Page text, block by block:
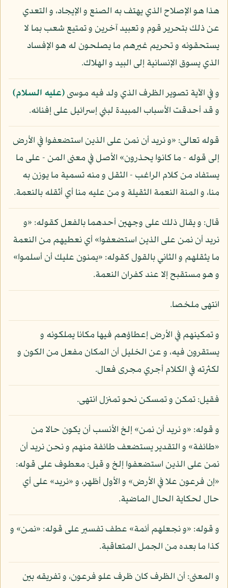
هذا هو الإصلاح الذي يهتف به الصنع و الإيجاد، و التعدي
عن ذلك بتحرير قوم و تعبيد آخرين و تمتيع شعب بما لا
يستحقونه و تحريم غيرهم ما يصلحون له هو الإفساد
الذي يسوق الإنسانية إلى البيد و الهلاك.
و في الآية تصوير الظرف الذي ولد فيه موسى(عليه السلام)
و قد أحدقت الأسباب المبيدة لبني إسرائيل على إفنائه.
قوله تعالى: «و نريد أن نمن على الذين استضعفوا في الأرض
إلى قوله - ما كانوا يحذرون» الأصل في معنى المن - على ما
يستفاد من كلام الراغب - الثقل و منه تسمية ما يوزن به
منا، و المنة النعمة الثقيلة و من عليه منا أي أثقله بالنعمة.
قال: و يقال ذلك على وجهين أحدهما بالفعل كقوله: «و
نريد أن نمن على الذين استضعفوا» أي نعطيهم من النعمة
ما يثقلهم و الثاني بالقول كقوله: «يمنون عليك أن أسلموا»
و هو مستقبح إلا عند كفران النعمة.
انتهى ملخصا.
و تمكينهم في الأرض إعطاؤهم فيها مكانا يملكونه و
يستقرون فيه، و عن الخليل أن المكان مفعل من الكون و
لكثرته في الكلام أجري مجرى فعال.
فقيل: تمكن و تمسكن نحو تمنزل انتهى.
و قوله: «و نريد أن نمن» إلخ الأنسب أن يكون حالا من
«طائفة» و التقدير يستضعف طائفة منهم و نحن نريد أن
نمن على الذين استضعفوا إلخ و قيل: معطوف على قوله:
«إن فرعون علا في الأرض» و الأول أظهر، و «نريد» على أي
حال لحكاية الحال الماضية.
و قوله: «و نجعلهم أئمة» عطف تفسير على قوله: «نمن» و
كذا ما بعده من الجمل المتعاقبة.
و المعنى: أن الظرف كان ظرف علو فرعون، و تفريقه بين